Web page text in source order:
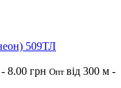
509ТЛ
- 8.00 грн Опт від 300 м -